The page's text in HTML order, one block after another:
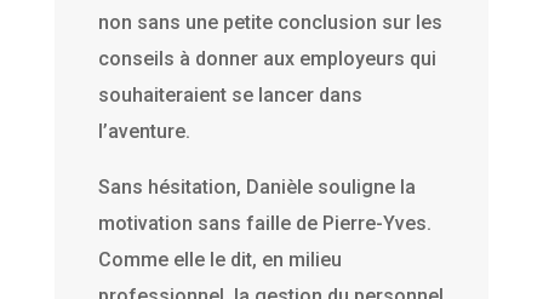
non sans une petite conclusion sur les
conseils à donner aux employeurs qui
souhaiteraient se lancer dans
l’aventure.
Sans hésitation, Danièle souligne la
motivation sans faille de Pierre-Yves.
Comme elle le dit, en milieu